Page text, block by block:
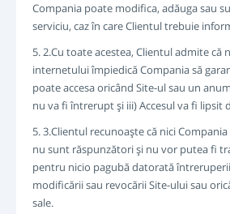
Compania poate modifica, adăuga sau
serviciu, caz în care Clientul trebuie
5. 2.Cu toate acestea, Clientul admite că
internetului împiedică Compania să
poate accesa oricând Site-ul sau un
nu va fi întrerupt şi iii) Accesul va fi lipsit
5. 3.Clientul recunoaşte că nici
nu sunt răspunzători şi nu vor putea fi
pentru nicio pagubă datorată
modificării sau revocării Site-ului sau
sale.